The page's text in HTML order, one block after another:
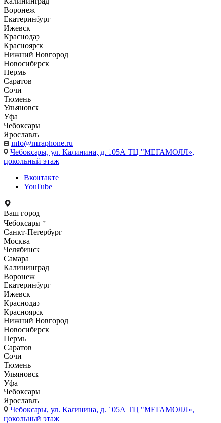
Воронеж
Екатеринбург
Ижевск
Краснодар
Красноярск
Нижний Новгород
Новосибирск
Пермь
Саратов
Сочи
Тюмень
Ульяновск
Уфа
Чебоксары
Ярославль
info@miraphone.ru
Чебоксары, ул. Калинина, д. 105А ТЦ "МЕГАМОЛЛ»,
цокольный этаж
Вконтакте
YouTube
Ваш город
Чебоксары
Санкт-Петербург
Москва
Челябинск
Самара
Калининград
Воронеж
Екатеринбург
Ижевск
Краснодар
Красноярск
Нижний Новгород
Новосибирск
Пермь
Саратов
Сочи
Тюмень
Ульяновск
Уфа
Чебоксары
Ярославль
Чебоксары, ул. Калинина, д. 105А ТЦ "МЕГАМОЛЛ»,
цокольный этаж